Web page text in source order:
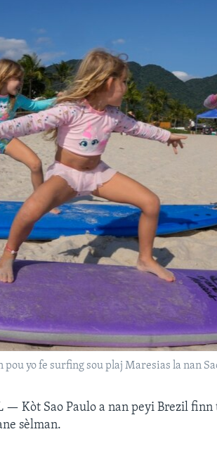
yo fe surfing sou plaj Maresias la nan
—Kòt Sao Paulo a nan peyi Brezil
sèlman.